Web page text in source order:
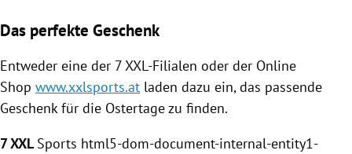
Das perfekte Geschenk
Entweder eine der 7 XXL-Filialen oder der Online
Shop www.xxlsports.at laden dazu ein, das passende
Geschenk für die Ostertage zu finden.
7 XXL Sports html5-dom-document-internal-entity1-